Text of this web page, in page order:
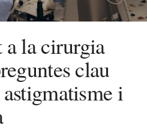
a la cirurgia
clau
i